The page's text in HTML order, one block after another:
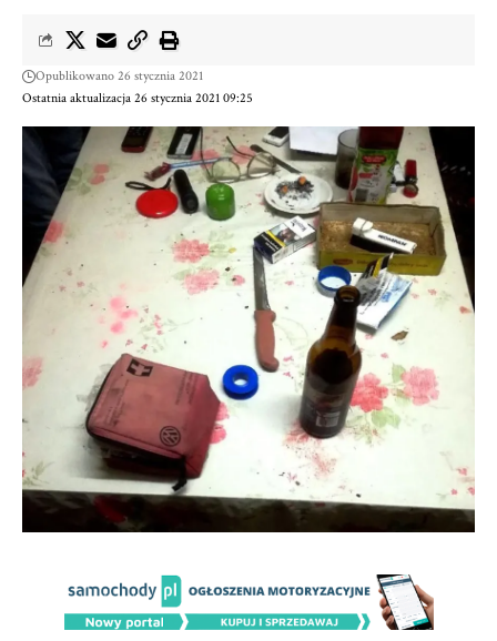
Ostatnia aktualizacja 26 stycznia 2021 09:25
Opublikowano 26 stycznia 2021